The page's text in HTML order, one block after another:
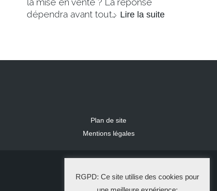
dépendra avant tout… Lire la suite
Plan de site
Mentions légales
La Solution Immo
RGPD: Ce site utilise des cookies pour